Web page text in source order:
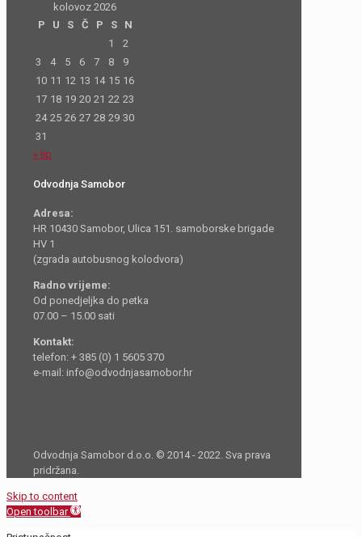
kolovoz 2026
P
U S Č P S
N
1
2
3
4 5 6 7 8
9
10 11 12 13 14 15 16
17 18 19 20 21 22 23
24 25 26 27 28 29 30
31
« lip
Odvodnja Samobor
Adresa:
HR 10430 Samobor, Ulica 151. samoborske brigade
HV 1
(zgrada autobusnog kolodvora)
Radno vrijeme:
Od ponedjeljka do petka
07.00 – 15.00 sati
Kontakt:
telefon: + 385 (0) 1 5605 370
e-mail: info@odvodnjasamobor.hr
Odvodnja Samobor d.o.o. © 2014 - 2022. Sva prava
pridržana.
Skip to content
Open toolbar